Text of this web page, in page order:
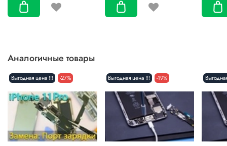
Аналогичные товары
Выгодная цена !!! -27% Выгодная цена !!! -19%